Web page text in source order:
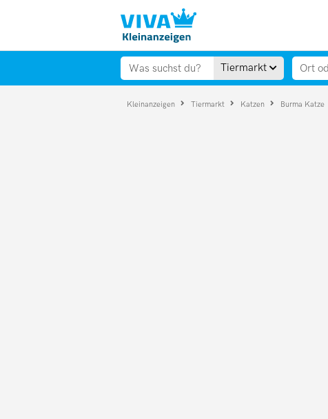
Tiermarkt
Kleinanzeigen Tiermarkt Katzen Burma Katze